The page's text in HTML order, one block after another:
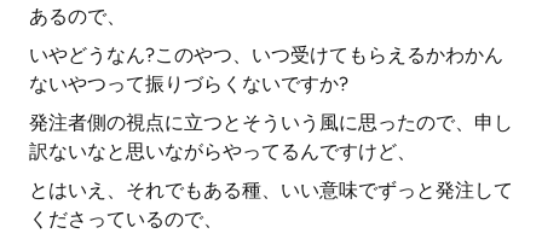
あるので、
いやどうなん?このやつ、いつ受けてもらえるかわかん
ないやつって振りづらくないですか?
発注者側の視点に立つとそういう風に思ったので、申し
訳ないなと思いながらやってるんですけど、
とはいえ、それでもある種、いい意味でずっと発注して
くださっているので、